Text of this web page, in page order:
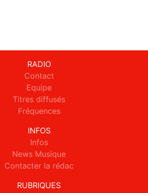
RADIO
Contact
Equipe
Titres diffusés
Fréquences
INFOS
Infos
News Musique
Contacter la rédac
RUBRIQUES